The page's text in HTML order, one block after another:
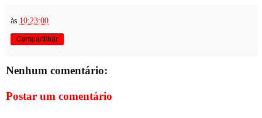
às 10:23:00
Compartilhar
Nenhum comentário:
Postar um comentário